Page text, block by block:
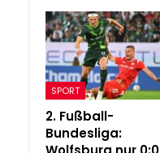
SPORT
2. Fußball-
Bundesliga: